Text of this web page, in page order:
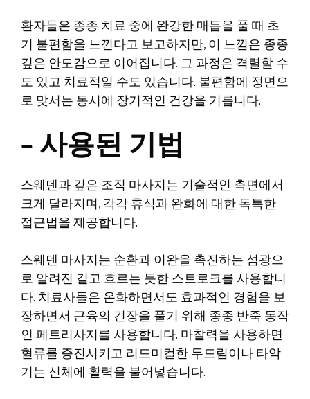
환자들은 종종 치료 중에 완강한 매듭을 풀 때 초
기 불편함을 느낀다고 보고하지만, 이 느낌은 종종
깊은 안도감으로 이어집니다. 그 과정은 격렬할 수
도 있고 치료적일 수도 있습니다. 불편함에 정면으
로 맞서는 동시에 장기적인 건강을 기릅니다.
– 사용된 기법
스웨덴과 깊은 조직 마사지는 기술적인 측면에서
크게 달라지며, 각각 휴식과 완화에 대한 독특한
접근법을 제공합니다.
스웨덴 마사지는 순환과 이완을 촉진하는 섬광으
로 알려진 길고 흐르는 듯한 스트로크를 사용합니
다. 치료사들은 온화하면서도 효과적인 경험을 보
장하면서 근육의 긴장을 풀기 위해 종종 반죽 동작
인 페트리사지를 사용합니다. 마찰력을 사용하면
혈류를 증진시키고 리드미컬한 두드림이나 타악
기는 신체에 활력을 불어넣습니다.